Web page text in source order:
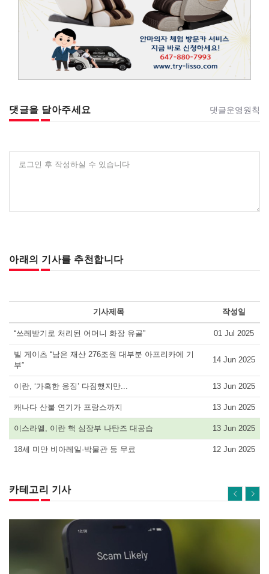
댓글을 달아주세요 댓글운영원칙
로그인 후 작성하실 수 있습니다
아래의 기사를 추천합니다
기사제목 작성일
“쓰레받기로 처리된 어머니 화장 유골” 01 Jul 2025
빌 게이츠 “남은 재산 276조원 대부분 아프리카에 기
부”
14 Jun 2025
이란, ‘가혹한 응징’ 다짐했지만... 13 Jun 2025
캐나다 산불 연기가 프랑스까지 13 Jun 2025
이스라엘, 이란 핵 심장부 나탄즈 대공습 13 Jun 2025
18세 미만 비아레일·박물관 등 무료 12 Jun 2025
카테고리 기사